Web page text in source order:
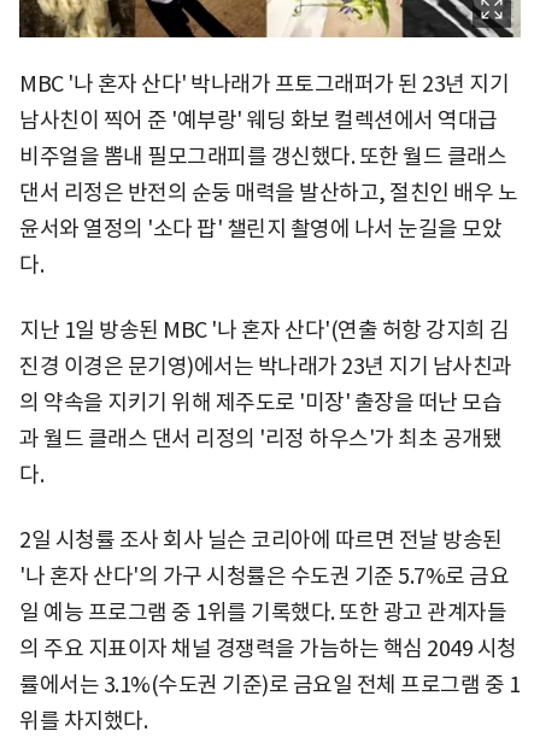
MBC '나 혼자 산다' 박나래가 프토그래퍼가 된 23년 지기
남사친이 찍어 준 '예부랑' 웨딩 화보 컬렉션에서 역대급
비주얼을 뽐내 필모그래피를 갱신했다. 또한 월드 클래스
댄서 리정은 반전의 순둥 매력을 발산하고, 절친인 배우 노
윤서와 열정의 '소다 팝' 챌린지 촬영에 나서 눈길을 모았
다.
지난 1일 방송된 MBC '나 혼자 산다'(연출 허항 강지희 김
진경 이경은 문기영)에서는 박나래가 23년 지기 남사친과
의 약속을 지키기 위해 제주도로 '미장' 출장을 떠난 모습
과 월드 클래스 댄서 리정의 '리정 하우스'가 최초 공개됐
다.
2일 시청률 조사 회사 닐슨 코리아에 따르면 전날 방송된
'나 혼자 산다'의 가구 시청률은 수도권 기준 5.7%로 금요
일 예능 프로그램 중 1위를 기록했다. 또한 광고 관계자들
의 주요 지표이자 채널 경쟁력을 가늠하는 핵심 2049 시청
률에서는 3.1%(수도권 기준)로 금요일 전체 프로그램 중 1
위를 차지했다.